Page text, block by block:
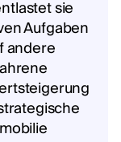
sie
Aufgaben
andere